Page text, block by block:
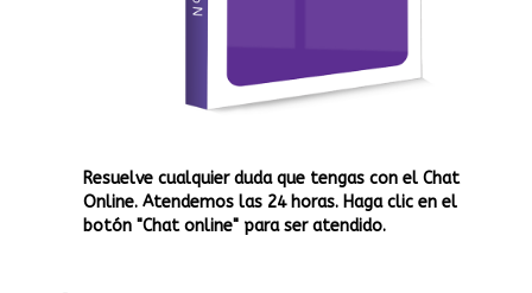
Resuelve cualquier duda que tengas con el Chat
Online. Atendemos las 24 horas. Haga clic en el
botón "Chat online" para ser atendido.